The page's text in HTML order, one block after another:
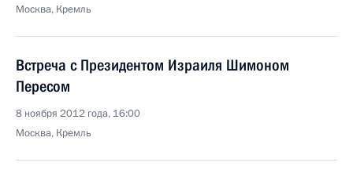
Москва, Кремль
Встреча с Президентом Израиля Шимоном
Пересом
8 ноября 2012 года, 16:00
Москва, Кремль